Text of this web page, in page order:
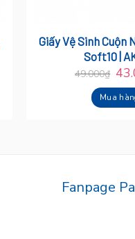
Giấy Vệ Sinh Cuộn
Soft10 |
49.000₫
Mua
Fanpage